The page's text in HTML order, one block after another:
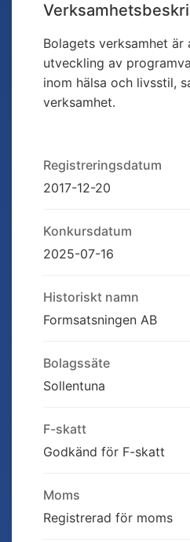
Bolagets verksamhet är
utveckling av
inom hälsa och livsstil,
verksamhet.
Registreringsdatum
2017-12-20
Konkursdatum
2025-07-16
Historiskt namn
Formsatsningen AB
Bolagssäte
Sollentuna
F-skatt
Godkänd för F-skatt
Moms
Registrerad för moms